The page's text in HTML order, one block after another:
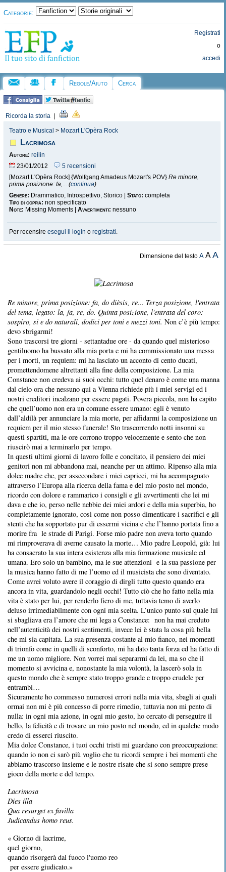
Categorie:
Registrati
o
accedi
Regole/Aiuto Cerca
Ricorda la storia
Teatro e Musical > Mozart L'Opèra Rock
Lacrimosa
Autore: reilin
23/01/2012
5 recensioni
[Mozart L'Opèra Rock] {Wolfgang Amadeus Mozart's POV} Re minore,
prima posizione: fa,... (continua)
Genere: Drammatico, Introspettivo, Storico | Stato: completa
Tipo di coppia: non specificato
Note: Missing Moments | Avvertimenti: nessuno
Per recensire esegui il login o registrati.
Dimensione del testoA AA
Re minore, prima posizione: fa, do dièsis, re... Terza posizione, l'entrata
del tema, legato: la, fa, re, do. Quinta posizione, l'entrata del coro:
sospiro, si e do naturali, dodici per toni e mezzi toni. Non c’è più tempo:
devo sbrigarmi!
Sono trascorsi tre giorni - settantadue ore - da quando quel misterioso
gentiluomo ha bussato alla mia porta e mi ha commissionato una messa
per i morti, un requiem: mi ha lasciato un acconto di cento ducati,
promettendomene altrettanti alla fine della composizione. La mia
Constance non credeva ai suoi occhi: tutto quel denaro è come una manna
dal cielo ora che nessuno qui a Vienna richiede più i miei servigi ed i
nostri creditori incalzano per essere pagati. Povera piccola, non ha capito
che quell’uomo non era un comune essere umano: egli è venuto
dall’aldilà per annunciare la mia morte, per affidarmi la composizione un
requiem per il mio stesso funerale! Sto trascorrendo notti insonni su
questi spartiti, ma le ore corrono troppo velocemente e sento che non
riuscirò mai a terminarlo per tempo.
In questi ultimi giorni di lavoro folle e concitato, il pensiero dei miei
genitori non mi abbandona mai, neanche per un attimo. Ripenso alla mia
dolce madre che, per assecondare i miei capricci, mi ha accompagnato
attraverso l’Europa alla ricerca della fama e del mio posto nel mondo,
ricordo con dolore e rammarico i consigli e gli avvertimenti che lei mi
dava e che io, perso nelle nebbie dei miei ardori e della mia superbia, ho
completamente ignorato, così come non posso dimenticare i sacrifici e gli
stenti che ha sopportato pur di essermi vicina e che l’hanno portata fino a
morire fra le strade di Parigi. Forse mio padre non aveva torto quando
mi rimproverava di averne causato la morte… Mio padre Leopold, già: lui
ha consacrato la sua intera esistenza alla mia formazione musicale ed
umana. Ero solo un bambino, ma le sue attenzioni e la sua passione per
la musica hanno fatto di me l’uomo ed il musicista che sono diventato.
Come avrei voluto avere il coraggio di dirgli tutto questo quando era
ancora in vita, guardandolo negli occhi! Tutto ciò che ho fatto nella mia
vita è stato per lui, per renderlo fiero di me, tuttavia temo di averlo
deluso irrimediabilmente con ogni mia scelta. L’unico punto sul quale lui
si sbagliava era l’amore che mi lega a Constance: non ha mai creduto
nell’autenticità dei nostri sentimenti, invece lei è stata la cosa più bella
che mi sia capitata. La sua presenza costante al mio fianco, nei momenti
di trionfo come in quelli di sconforto, mi ha dato tanta forza ed ha fatto di
me un uomo migliore. Non vorrei mai separarmi da lei, ma so che il
momento si avvicina e, nonostante la mia volontà, la lascerò sola in
questo mondo che è sempre stato troppo grande e troppo crudele per
entrambi…
Sicuramente ho commesso numerosi errori nella mia vita, sbagli ai quali
ormai non mi è più concesso di porre rimedio, tuttavia non mi pento di
nulla: in ogni mia azione, in ogni mio gesto, ho cercato di perseguire il
bello, la felicità e di trovare un mio posto nel mondo, ed in qualche modo
credo di esserci riuscito.
Mia dolce Constance, i tuoi occhi tristi mi guardano con preoccupazione:
quando io non ci sarò più voglio che tu ricordi sempre i bei momenti che
abbiamo trascorso insieme e le nostre risate che si sono sempre prese
gioco della morte e del tempo.
Lacrimosa
Dies illa
Qua resurget ex favilla
Judicandus homo reus.
« Giorno di lacrime,
quel giorno,
quando risorgerà dal fuoco l'uomo reo
per essere giudicato.»